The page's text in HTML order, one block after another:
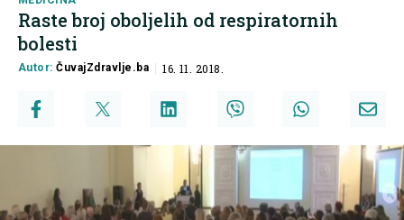
Raste broj oboljelih od respiratornih
bolesti
Autor:ČuvajZdravlje.ba 16. 11. 2018.